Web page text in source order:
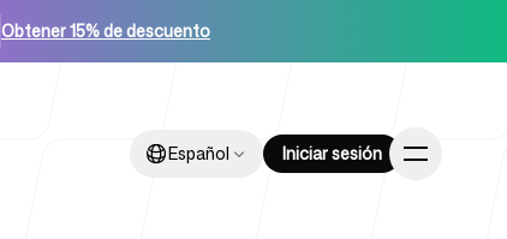
Obtener 15% de descuento
Español Iniciar sesión
Español Iniciar sesión